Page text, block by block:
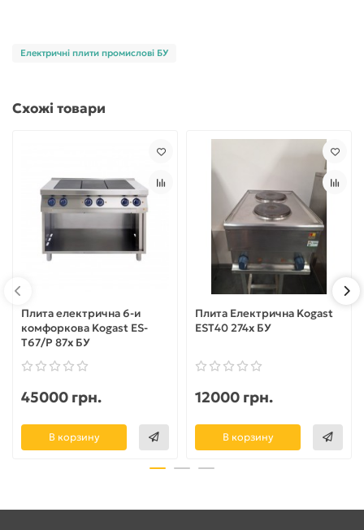
Електричні плити промислові БУ
Схожі товари
Плита електрична 6-и
комфоркова Kogast ES-
T67/P 87х БУ
45000 грн.
В корзину
Плита Електрична Kogast
EST40 274х БУ
12000 грн.
В корзину